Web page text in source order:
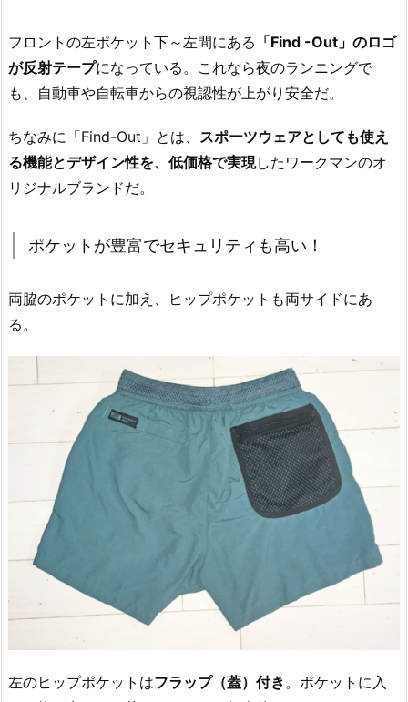
フロントの左ポケット下～左間にある 「Find -Out」のロゴ
が反射テープになっている。これなら夜のランニングで
も、自動車や自転車からの視認性が上がり安全だ。
ちなみに「Find-Out」とは、 スポーツウェアとしても使え
る機能とデザイン性を、低価格で実現したワークマンのオ
リジナルブランドだ。
ポケットが豊富でセキュリティも高い！
両脇のポケットに加え、ヒップポケットも両サイドにあ
る。
左のヒップポケットはフラップ（蓋）付き。ポケットに入